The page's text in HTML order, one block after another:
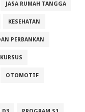
JASA RUMAH TANGGA
KESEHATAN
PERBANKAN
KURSUS
OTOMOTIF